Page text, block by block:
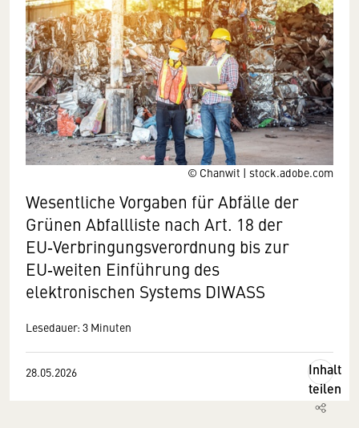
© Chanwit | stock.adobe.com
Wesentliche Vorgaben für Abfälle der
Grünen Abfallliste nach Art. 18 der
EU‑Verbringungsverordnung bis zur
EU‑weiten Einführung des
elektronischen Systems DIWASS
Lesedauer: 3 Minuten
28.05.2026
Inhalt
teilen